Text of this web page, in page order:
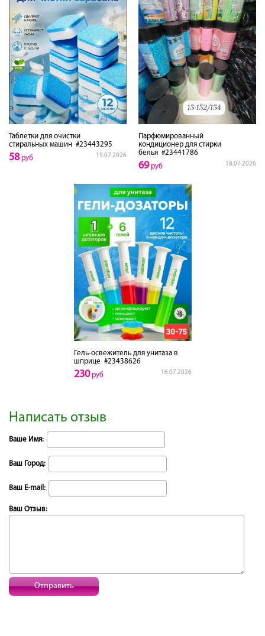
Таблетки для очистки
стиральных машин #23443295
19.07.2026
58руб
Парфюмированный
кондиционер для стирки
белья #23441786
18.07.2026
69руб
Гель-освежитель для унитаза в
шприце #23438626
16.07.2026
230руб
Написать отзыв
Ваше Имя:
Ваш Город:
Ваш E-mail:
Ваш Отзыв:
Отправить